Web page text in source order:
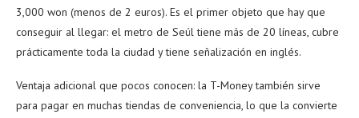
3,000 won (menos de 2 euros). Es el primer objeto que hay que
conseguir al llegar: el metro de Seúl tiene más de 20 líneas, cubre
prácticamente toda la ciudad y tiene señalización en inglés.
Ventaja adicional que pocos conocen: la T-Money también sirve
para pagar en muchas tiendas de conveniencia, lo que la convierte